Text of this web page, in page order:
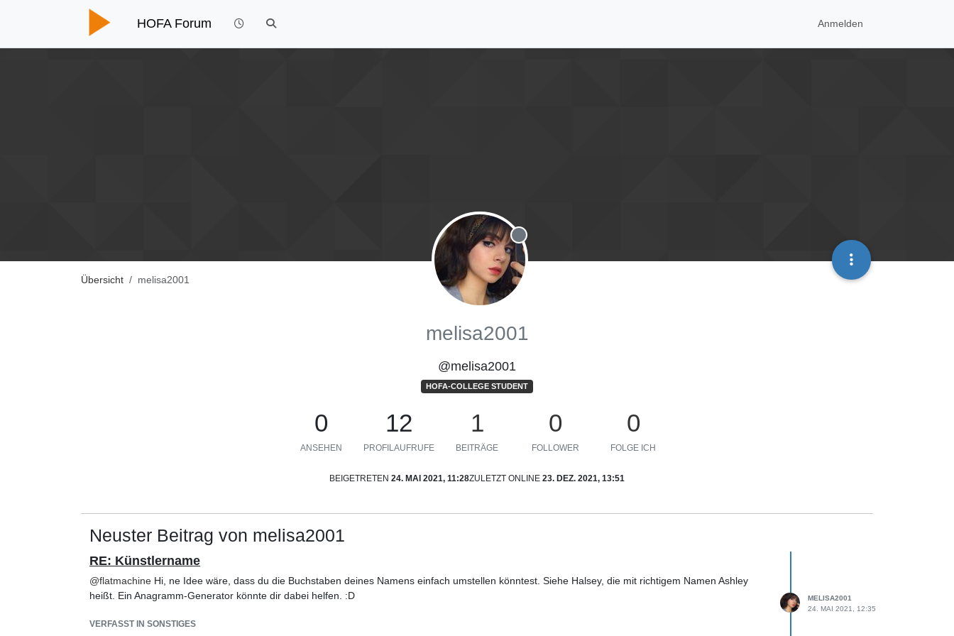
HOFA Forum Anmelden
Übersicht melisa2001
Offline
melisa2001
@melisa2001
HOFA-COLLEGE STUDENT
0
ANSEHEN
12
PROFILAUFRUFE
1
BEITRÄGE
0
FOLLOWER
0
FOLGE ICH
BEIGETRETEN 24. MAI 2021, 11:28ZULETZT ONLINE 23. DEZ. 2021, 13:51
Neuster Beitrag von melisa2001
RE: Künstlername
@flatmachine Hi, ne Idee wäre, dass du die Buchstaben deines Namens einfach umstellen könntest. Siehe Halsey, die mit richtigem Namen Ashley
heißt. Ein Anagramm-Generator könnte dir dabei helfen. :D
VERFASST IN SONSTIGES
MELISA2001
24. MAI 2021, 12:35